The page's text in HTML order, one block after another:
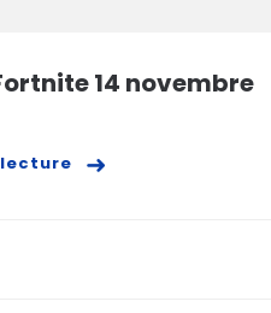
14 novembre